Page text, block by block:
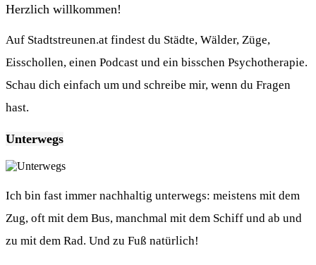
Herzlich willkommen!
Auf Stadtstreunen.at findest du Städte, Wälder, Züge,
Eisschollen, einen Podcast und ein bisschen Psychotherapie.
Schau dich einfach um und schreibe mir, wenn du Fragen
hast.
Unterwegs
Ich bin fast immer nachhaltig unterwegs: meistens mit dem
Zug, oft mit dem Bus, manchmal mit dem Schiff und ab und
zu mit dem Rad. Und zu Fuß natürlich!